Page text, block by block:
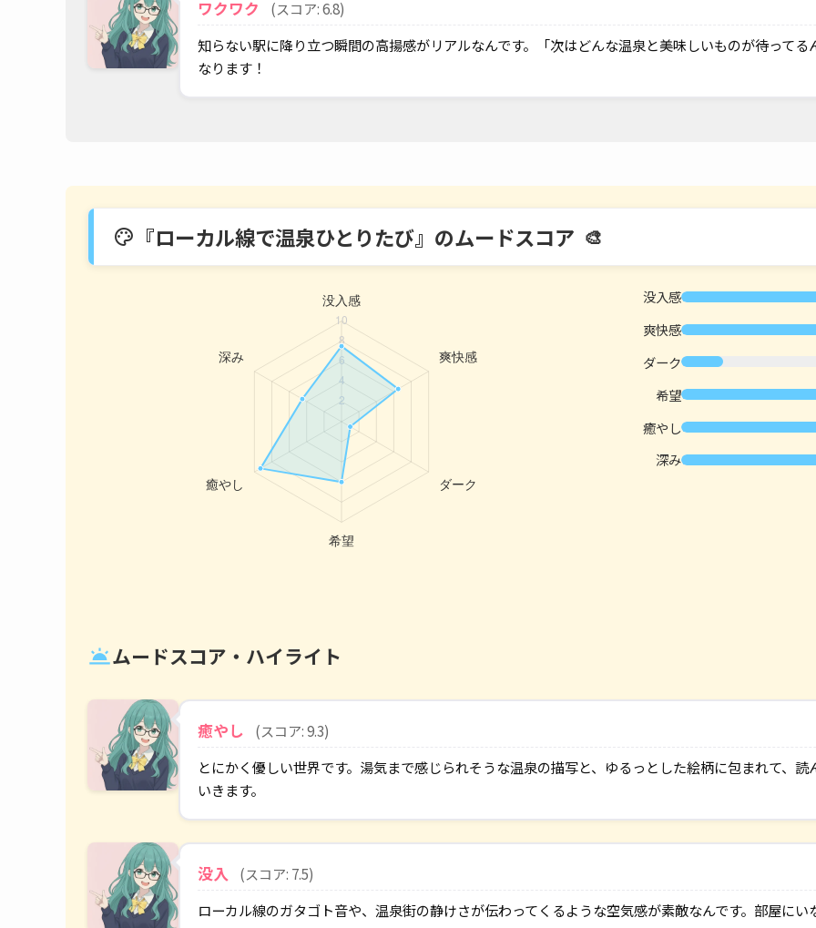
ワクワク
(スコア: 6.8)
知らない駅に降り立つ瞬間の高揚感がリアルなんです。「次はどんな温泉と美味しいものが待って
なります！
palette 『ローカル線で温泉ひとりたび』のムードスコア
没入感
爽快感
ダーク
希望
癒やし
深み
wb_twilightムードスコア・ハイライト
癒やし
(スコア: 9.3)
とにかく優しい世界です。湯気まで感じられそうな温泉の描写と、ゆるっとした絵柄に包まれて、
いきます。
没入 (スコア: 7.5)
ローカル線のガタゴト音や、温泉街の静けさが伝わってくるような空気感が素敵なんです。部屋にい